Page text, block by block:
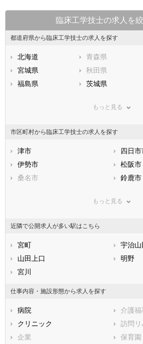
臨床工学技士の求人を
都道府県から臨床工学技士の求人を探す
北海道 青森県
宮城県
秋田県
福島県
茨城県
神奈川県
石川県
福井県
静岡県
滋賀県
兵庫県
山口県
福岡県
佐賀県
熊本県
鹿児島県
もっと見る
市区町村から臨床工学技士の求人を探す
津市
四日市
伊勢市
松阪市
桑名市
鈴鹿市
鳥羽市
志摩市
桑名郡木曽岬町
員弁郡
三重郡菰野町
三重郡
三重郡川越町
度会郡大紀町
度会郡
北牟婁郡紀北町
南牟
南牟婁郡紀宝町
もっと見る
近隣で公開求人が多い駅はこちら
宮町
宇治山
山田上口
明野
宮川
仕事内容・施設形態から求人を探す
病院
介護
クリニック
訪問
企業
保育園